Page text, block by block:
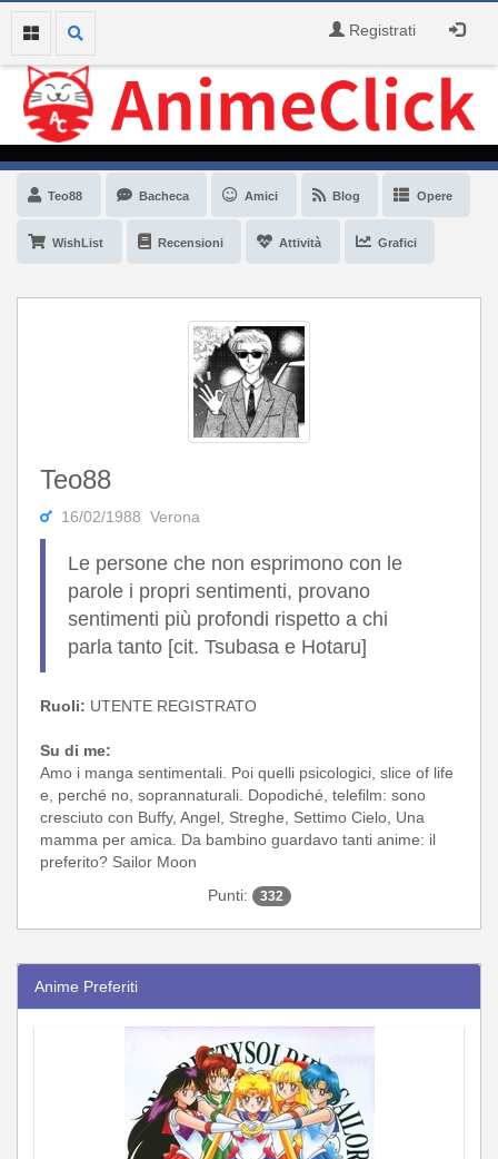
Registrati
Teo88 Bacheca Amici Blog Opere
WishList Recensioni Attività Grafici
Teo88
16/02/1988 Verona
Le persone che non esprimono con le
parole i propri sentimenti, provano
sentimenti più profondi rispetto a chi
parla tanto [cit. Tsubasa e Hotaru]
Ruoli: UTENTE REGISTRATO
Su di me:
Amo i manga sentimentali. Poi quelli psicologici, slice of life
e, perché no, soprannaturali. Dopodiché, telefilm: sono
cresciuto con Buffy, Angel, Streghe, Settimo Cielo, Una
mamma per amica. Da bambino guardavo tanti anime: il
preferito? Sailor Moon
Punti:
332
Anime Preferiti